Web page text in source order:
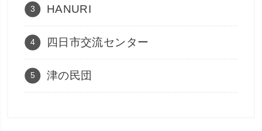
HANURI
四日市交流センター
津の民団